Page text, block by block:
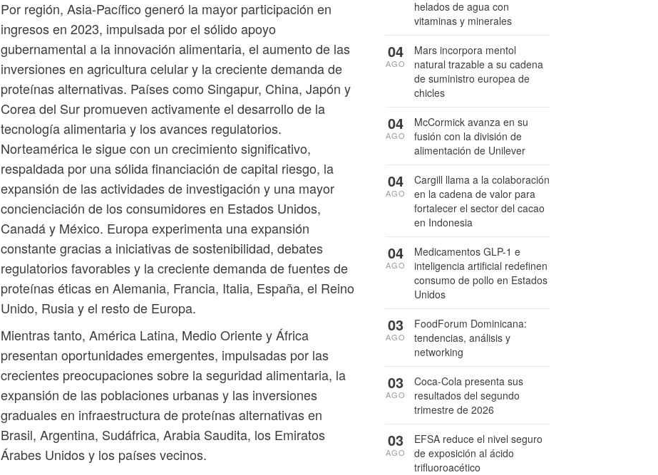
Por región, Asia-Pacífico generó la mayor participación en
ingresos en 2023, impulsada por el sólido apoyo
gubernamental a la innovación alimentaria, el aumento de las
inversiones en agricultura celular y la creciente demanda de
proteínas alternativas. Países como Singapur, China, Japón y
Corea del Sur promueven activamente el desarrollo de la
tecnología alimentaria y los avances regulatorios.
Norteamérica le sigue con un crecimiento significativo,
respaldada por una sólida financiación de capital riesgo, la
expansión de las actividades de investigación y una mayor
concienciación de los consumidores en Estados Unidos,
Canadá y México. Europa experimenta una expansión
constante gracias a iniciativas de sostenibilidad, debates
regulatorios favorables y la creciente demanda de fuentes de
proteínas éticas en Alemania, Francia, Italia, España, el Reino
Unido, Rusia y el resto de Europa.
Mientras tanto, América Latina, Medio Oriente y África
presentan oportunidades emergentes, impulsadas por las
crecientes preocupaciones sobre la seguridad alimentaria, la
expansión de las poblaciones urbanas y las inversiones
graduales en infraestructura de proteínas alternativas en
Brasil, Argentina, Sudáfrica, Arabia Saudita, los Emiratos
Árabes Unidos y los países vecinos.
helados de agua con
vitaminas y minerales
Mars incorpora mentol
natural trazable a su cadena
de suministro europea de
chicles
04
AGO
McCormick avanza en su
fusión con la división de
alimentación de Unilever
04
AGO
Cargill llama a la colaboración
en la cadena de valor para
fortalecer el sector del cacao
en Indonesia
04
AGO
Medicamentos GLP-1 e
inteligencia artificial redefinen
consumo de pollo en Estados
Unidos
04
AGO
FoodForum Dominicana:
tendencias, análisis y
networking
03
AGO
Coca-Cola presenta sus
resultados del segundo
trimestre de 2026
03
AGO
EFSA reduce el nivel seguro
de exposición al ácido
trifluoroacético
03
AGO